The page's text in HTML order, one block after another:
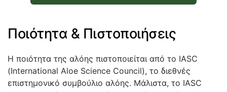
Ποιότητα & Πιστοποιήσεις
Η ποιότητα της αλόης πιστοποιείται από το IASC
(International Aloe Science Council), το διεθνές
επιστημονικό συμβούλιο αλόης. Μάλιστα, το IASC